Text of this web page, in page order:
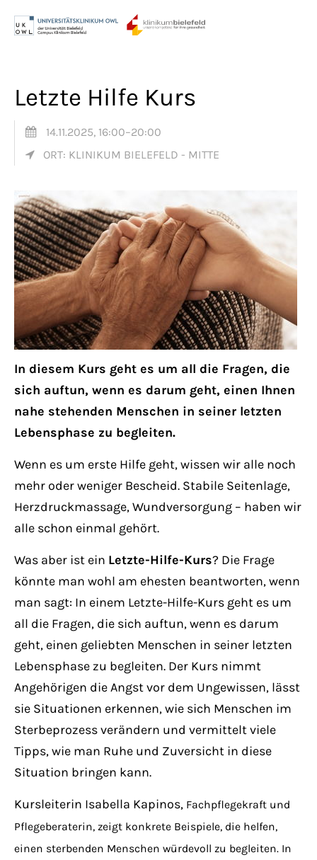
Anmelden
Register|Lost your password?
Support
Lorem ipsum dolor sit amet:
24h/ 365days
Mon - Fri 8:00am - 5:00pm(GMT +1)
Get in touch
Have any questions?
+44 1234 567 890
Drop us a line
info@yourdomain.com
About us
Lorem ipsum dolor sit amet, consectetuer
adipiscing elit.
Aenean commodo ligula eget dolor. Aenean
Letzte Hilfe Kurs
14.11.2025, 16:00–20:00
ORT: KLINIKUM BIELEFELD - MITTE
In diesem Kurs geht es um all die Fragen, die
sich auftun, wenn es darum geht, einen Ihnen
nahe stehenden Menschen in seiner letzten
Lebensphase zu begleiten.
Wenn es um erste Hilfe geht, wissen wir alle noch
mehr oder weniger Bescheid. Stabile Seitenlage,
Herzdruckmassage, Wundversorgung – haben wir
alle schon einmal gehört.
Was aber ist ein Letzte-Hilfe-Kurs? Die Frage
könnte man wohl am ehesten beantworten, wenn
man sagt: In einem Letzte-Hilfe-Kurs geht es um
all die Fragen, die sich auftun, wenn es darum
geht, einen geliebten Menschen in seiner letzten
Lebensphase zu begleiten. Der Kurs nimmt
Angehörigen die Angst vor dem Ungewissen, lässt
sie Situationen erkennen, wie sich Menschen im
Sterbeprozess verändern und vermittelt viele
Tipps, wie man Ruhe und Zuversicht in diese
Situation bringen kann.
Kursleiterin Isabella Kapinos, Fachpflegekraft und
Pflegeberaterin, zeigt konkrete Beispiele, die helfen,
einen sterbenden Menschen würdevoll zu begleiten. In